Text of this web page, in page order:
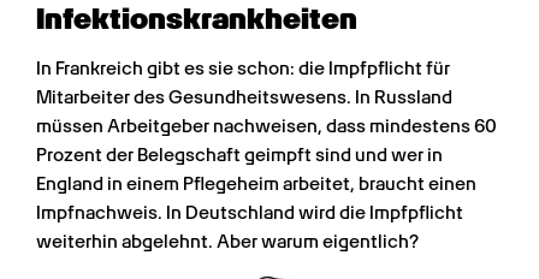
Infektionskrankheiten
In Frankreich gibt es sie schon: die Impfpflicht für
Mitarbeiter des Gesundheitswesens. In Russland
müssen Arbeitgeber nachweisen, dass mindestens 60
Prozent der Belegschaft geimpft sind und wer in
England in einem Pflegeheim arbeitet, braucht einen
Impfnachweis. In Deutschland wird die Impfpflicht
weiterhin abgelehnt. Aber warum eigentlich?